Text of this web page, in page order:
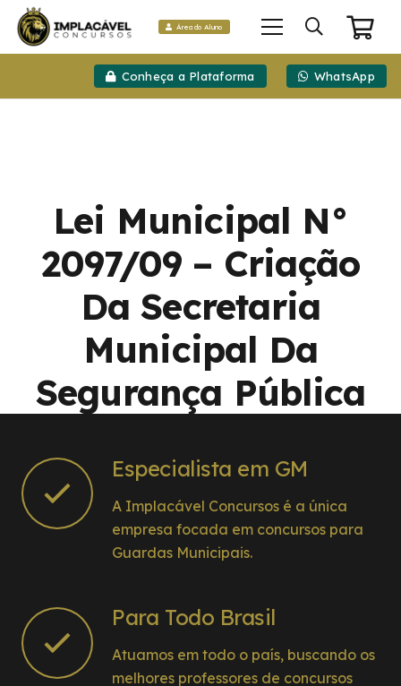
Área do Aluno
Conheça a Plataforma WhatsApp
Lei Municipal N°
2097/09 – Criação
Da Secretaria
Municipal Da
Segurança Pública
Especialista em GM
A Implacável Concursos é a única
empresa focada em concursos para
Guardas Municipais.
Para Todo Brasil
Atuamos em todo o país, buscando os
melhores professores de concursos